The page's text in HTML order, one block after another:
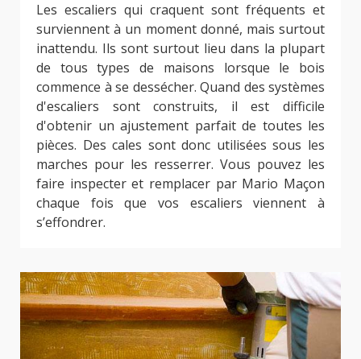
Les escaliers qui craquent sont fréquents et
surviennent à un moment donné, mais surtout
inattendu. Ils sont surtout lieu dans la plupart
de tous types de maisons lorsque le bois
commence à se dessécher. Quand des systèmes
d'escaliers sont construits, il est difficile
d'obtenir un ajustement parfait de toutes les
pièces. Des cales sont donc utilisées sous les
marches pour les resserrer. Vous pouvez les
faire inspecter et remplacer par Mario Maçon
chaque fois que vos escaliers viennent à
s’effondrer.